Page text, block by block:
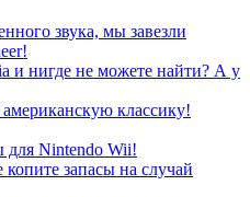
звука, мы завезли
и нигде не можете найти? А у
классику!
Nintendo Wii!
запасы на случай